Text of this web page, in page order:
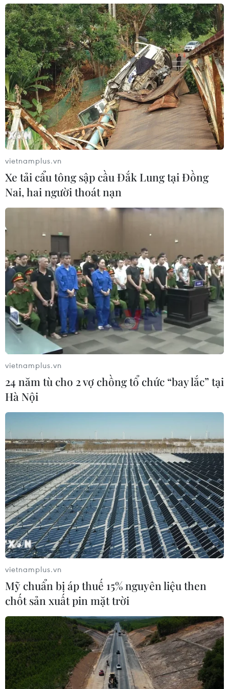
TIN CÙNG CHUYÊN MỤC
Bộ trưởng Bộ Quốc phòng Malaysia
thăm chính thức Việt Nam
06/08/2026 05:34
vietnamplus.vn
Xe tải cẩu tông sập cầu Đắk Lung tại Đồng
Nai, hai người thoát nạn
vietnamplus.vn
24 năm tù cho 2 vợ chồng tổ chức “bay lắc” tại
Hà Nội
vietnamplus.vn
Mỹ chuẩn bị áp thuế 15% nguyên liệu then
chốt sản xuất pin mặt trời